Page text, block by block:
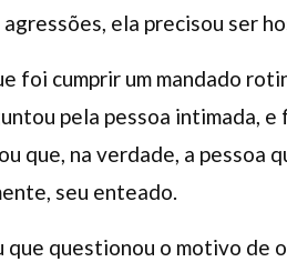
ela precisou ser
foi cumprir um mandado
pela pessoa intimada,
que, na verdade, a pessoa
seu enteado.
que questionou o motivo de